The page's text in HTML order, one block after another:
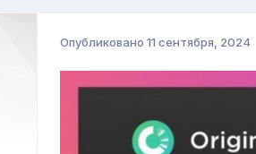
Опубликовано11 сентября, 2024